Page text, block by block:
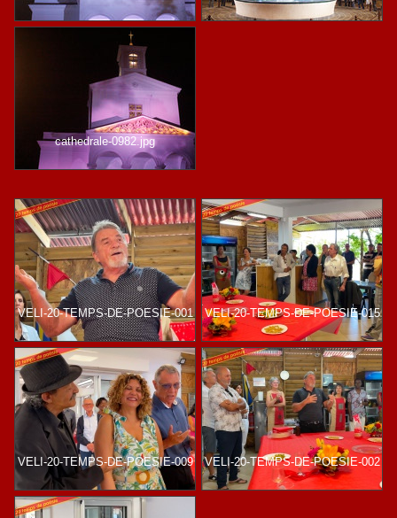
cathedrale-0982.jpg
VELI-20-TEMPS-DE-POESIE-001 VELI-20-TEMPS-DE-POESIE-015
VELI-20-TEMPS-DE-POESIE-009 VELI-20-TEMPS-DE-POESIE-002